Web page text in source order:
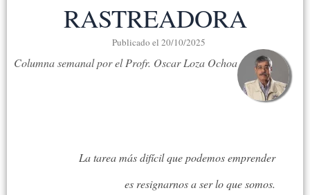
RASTREADORA
Publicado el 20/10/2025
Columna semanal por el Profr. Oscar Loza Ochoa
La tarea más difícil que podemos emprender
es resignarnos a ser lo que somos.